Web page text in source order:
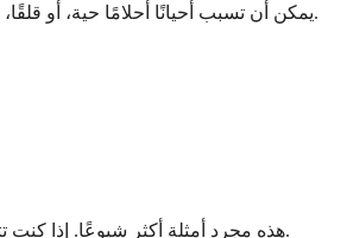
مضادات الاكتئاب، وخاصة مثبطات استرداد السيروتونين الانتقائية (SSRIs) ومثبطات استرداد السيروتونين والنورإبينفرين (SNRIs)، يمكن أن تسبب أحيانًا أحلامًا حية، أو قلقًا، أو صعوبة في النوم في البداية.
هذه مجرد أمثلة أكثر شيوعًا. إذا كنت تتناول أيًا من هذه الأدوية وتلاحظ تغييرات في نومك، فمن الجدير ذكره لطبيبك. يمكنهم مساعدتك في معرفة ما إذا كان توقيت أو جرعة أو نوع الدواء قد يحتاج إلى تعديل.